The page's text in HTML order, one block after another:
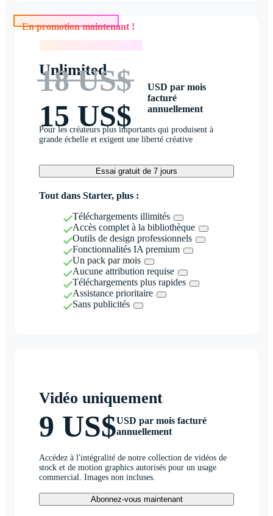
En promotion maintenant !
Unlimited
18 US$
15 US$
USD par mois
facturé
annuellement
Pour les créateurs plus importants qui produisent à
grande échelle et exigent une liberté créative
Essai gratuit de 7 jours
Tout dans Starter, plus :
Téléchargements illimités
Accès complet à la bibliothèque
Outils de design professionnels
Fonctionnalités IA premium
Un pack par mois
Aucune attribution requise
Téléchargements plus rapides
Assistance prioritaire
Sans publicités
Vidéo uniquement
9 US$USD par mois facturé
annuellement
Accédez à l'intégralité de notre collection de vidéos de
stock et de motion graphics autorisés pour un usage
commercial. Images non incluses.
Abonnez-vous maintenant